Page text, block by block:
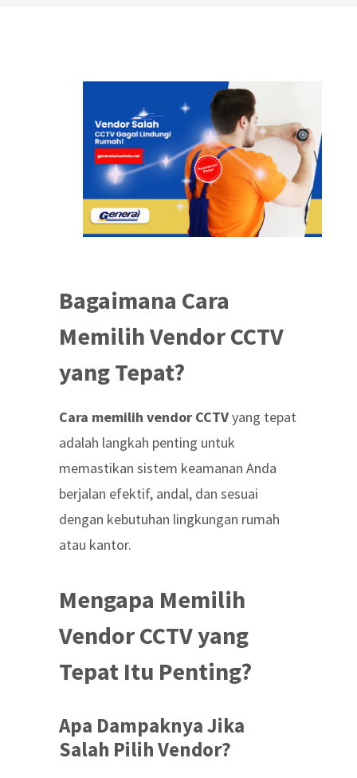
Bagaimana Cara
Memilih Vendor CCTV
yang Tepat?
Cara memilih vendor CCTVyang tepat
adalah langkah penting untuk
memastikan sistem keamanan Anda
berjalan efektif, andal, dan sesuai
dengan kebutuhan lingkungan rumah
atau kantor.
Mengapa Memilih
Vendor CCTV yang
Tepat Itu Penting?
Apa Dampaknya Jika
Salah Pilih Vendor?